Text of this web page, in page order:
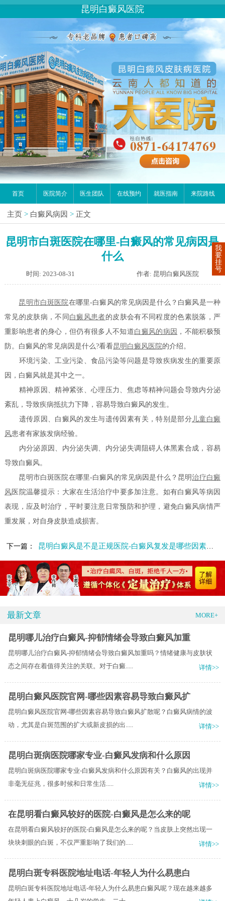
昆明白癜风医院
首页 医院简介 医生团队 在线预约 就医指南 来院路线
主页 > 白癜风病因 > 正文
昆明市白斑医院在哪里-白癜风的常见病因是
什么
时间: 2023-08-31 作者: 昆明白癜风医院
昆明市白斑医院在哪里-白癜风的常见病因是什么？白癜风是一种
常见的皮肤病，不同 白癜风患者的皮肤会有不同程度的色素脱落，严
重影响患者的身心，但仍有很多人不知道白癜风的病因 ，不能积极预
防。白癜风的常见病因是什么?看看昆明白癜风医院的介绍。
环境污染、工业污染、食品污染等问题是导致疾病发生的重要原
因，白癜风就是其中之一。
精神原因、精神紧张、心理压力、焦虑等精神问题会导致内分泌
紊乱，导致疾病抵抗力下降，容易导致白癜风的发生。
遗传原因、白癜风的发生与遗传因素有关，特别是部分 儿童白癜
风患者有家族发病经验。
内分泌原因、内分泌失调、内分泌失调阻碍人体黑素合成，容易
导致白癜风。
昆明市白斑医院在哪里-白癜风的常见病因是什么？昆明治疗白癜
风 医院温馨提示：大家在生活治疗中要多加注意。如有白癜风等病因
表现，应及时治疗，平时要注意日常预防和护理，避免白癜风病情严
重发展，对自身皮肤造成损害。
下一篇： 昆明白癜风是不是正规医院-白癜风复发是哪些因素造成的
最新文章 MORE+
昆明哪儿治疗白癜风-抑郁情绪会导致白癜风加重
昆明哪儿治疗白癜风-抑郁情绪会导致白癜风加重吗？情绪健康与皮肤状
态之间存在着值得关注的关联。对于白癜.....
详情>>
昆明白癜风医院官网-哪些因素容易导致白癜风扩
昆明白癜风医院官网-哪些因素容易导致白癜风扩散呢？白癜风病情的波
动，尤其是白斑范围的扩大或新皮损的出.....
详情>>
昆明白斑病医院哪家专业-白癜风发病和什么原因
昆明白斑病医院哪家专业-白癜风发病和什么原因有关？​白癜风的出现并
非毫无征兆，很多时候和日常生活.....
详情>>
在昆明看白癜风较好的医院-白癜风是怎么来的呢
在昆明看白癜风较好的医院-白癜风是怎么来的呢？当皮肤上突然出现一
块块刺眼的白斑，不仅严重影响了我们的.....
详情>>
昆明白斑专科医院地址电话-年轻人为什么易患白
昆明白斑专科医院地址电话-年轻人为什么易患白癜风呢？现在越来越多
我
要
挂
号